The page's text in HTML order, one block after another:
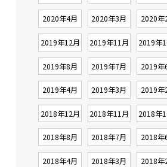
2020年4月 2020年3月 2020年
2019年12月 2019年11月 2019年
2019年8月 2019年7月 2019年
2019年4月 2019年3月 2019年
2018年12月 2018年11月 2018年
2018年8月 2018年7月 2018年
2018年4月 2018年3月 2018年